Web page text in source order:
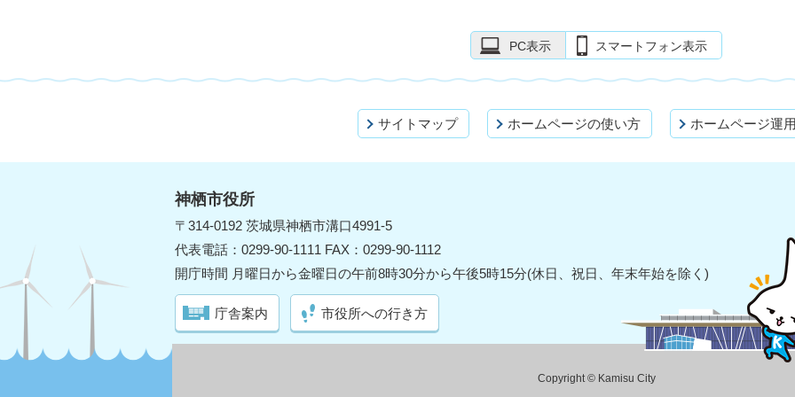
PC表示 スマートフォン表示
サイトマップ ホームページの使い方 ホームページ運
神栖市役所
〒314-0192 茨城県神栖市溝口4991-5
代表電話：0299-90-1111 FAX：0299-90-1112
開庁時間 月曜日から金曜日の午前8時30分から午後5時15分(休日、祝日、年末年始を除く)
庁舎案内 市役所への行き方
Copyright © Kamisu City